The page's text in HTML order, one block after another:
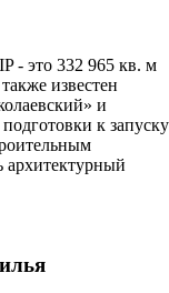
- это 332 965 кв. м
известен
и
к запуску
архитектурный